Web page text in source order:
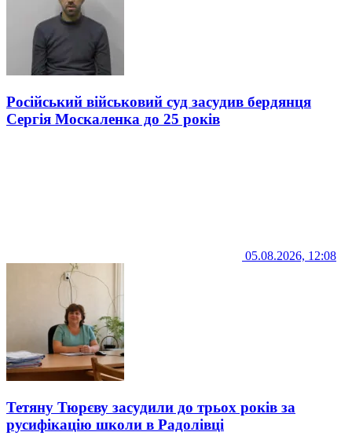
Російський військовий суд засудив бердянця
Сергія Москаленка до 25 років
05.08.2026, 12:08
Тетяну Тюрєву засудили до трьох років за
русифікацію школи в Радолівці